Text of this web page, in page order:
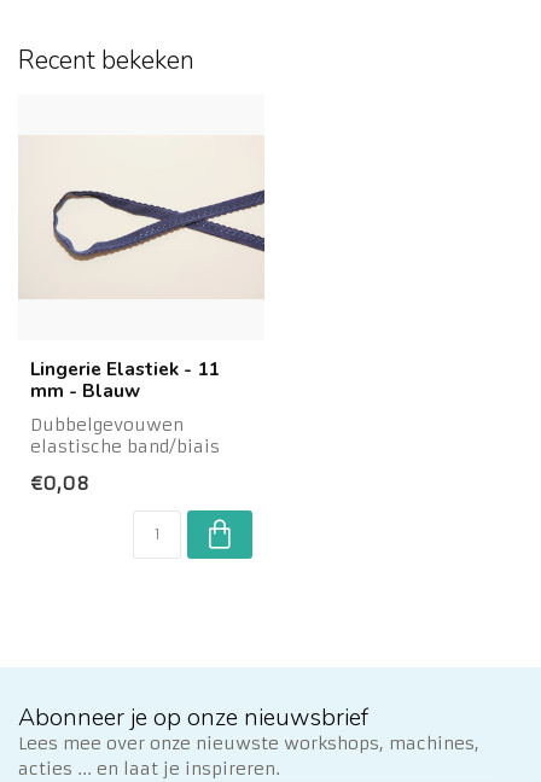
Recent bekeken
Lingerie Elastiek - 11
mm - Blauw
Dubbelgevouwen
elastische band/biais
randje. Ideaal voor het ...
€0,08
Abonneer je op onze nieuwsbrief
Lees mee over onze nieuwste workshops, machines,
acties ... en laat je inspireren.